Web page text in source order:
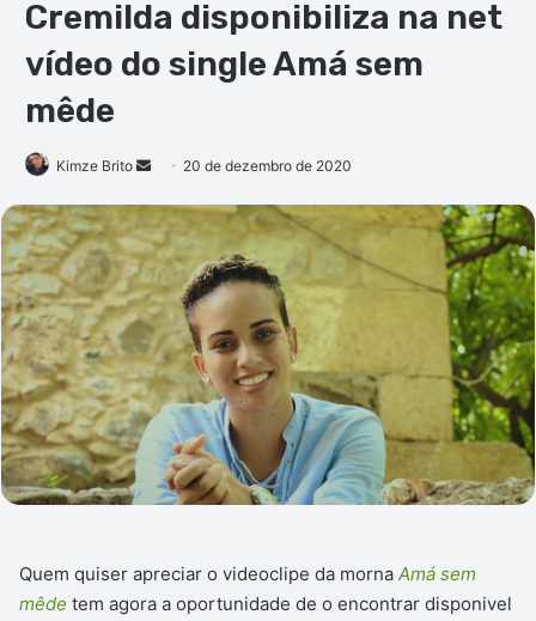
Cremilda disponibiliza na net
vídeo do single Amá sem
mêde
Kimze Brito
Mande
e-
mail
20 de dezembro de 2020
Quem quiser apreciar o videoclipe da morna Amá sem
mêde tem agora a oportunidade de o encontrar disponivel